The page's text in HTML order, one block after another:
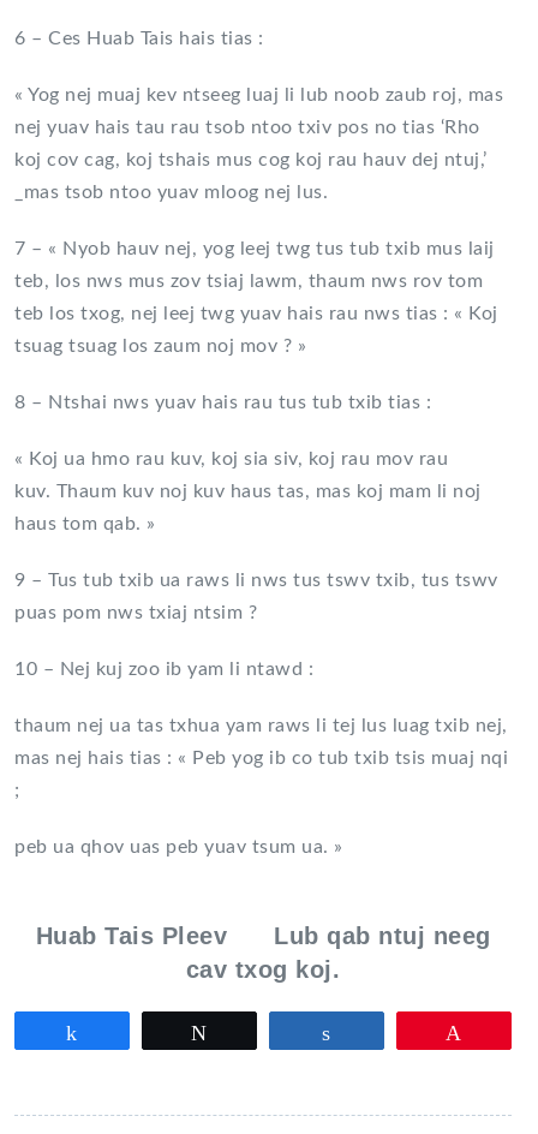
6 – Ces Huab Tais hais tias :
« Yog nej muaj kev ntseeg luaj li lub noob zaub roj, mas
nej yuav hais tau rau tsob ntoo txiv pos no tias ‘Rho
koj cov cag, koj tshais mus cog koj rau hauv dej ntuj,’
_mas tsob ntoo yuav mloog nej lus.
7 – « Nyob hauv nej, yog leej twg tus tub txib mus laij
teb, los nws mus zov tsiaj lawm, thaum nws rov tom
teb los txog, nej leej twg yuav hais rau nws tias : « Koj
tsuag tsuag los zaum noj mov ? »
8 – Ntshai nws yuav hais rau tus tub txib tias :
« Koj ua hmo rau kuv, koj sia siv, koj rau mov rau
kuv. Thaum kuv noj kuv haus tas, mas koj mam li noj
haus tom qab. »
9 – Tus tub txib ua raws li nws tus tswv txib, tus tswv
puas pom nws txiaj ntsim ?
10 – Nej kuj zoo ib yam li ntawd :
thaum nej ua tas txhua yam raws li tej lus luag txib nej,
mas nej hais tias : « Peb yog ib co tub txib tsis muaj nqi
;
peb ua qhov uas peb yuav tsum ua. »
Huab Tais Pleev Lub qab ntuj neeg
cav txog koj.